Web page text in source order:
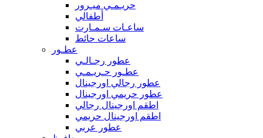
حريـمـي ميـرور
أطفالي
ساعـات سـمـارت
ساعات حائط
عطـور
عطور رجـالـي
عطـور حـريـمـي
عطور رجالي اورجينال
عطور حريمي اورجينال
اطقم اورجينال رجالي
اطقم اورجينال حريمي
عطور عربي